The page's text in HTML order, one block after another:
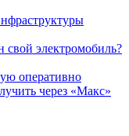
свой электромобиль?
оперативно
через «Макс»